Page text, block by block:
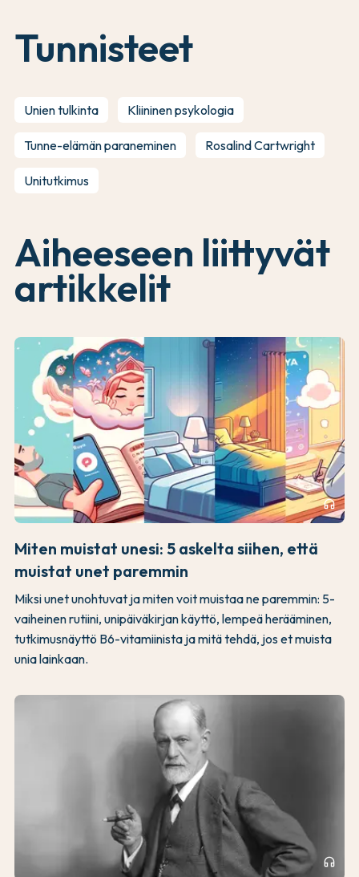
Tunnisteet
Unien tulkinta Kliininen psykologia
Tunne-elämän paraneminen Rosalind Cartwright
Unitutkimus
Aiheeseen liittyvät
artikkelit
headphones
Miten muistat unesi: 5 askelta siihen, että
muistat unet paremmin
Miksi unet unohtuvat ja miten voit muistaa ne paremmin: 5-
vaiheinen rutiini, unipäiväkirjan käyttö, lempeä herääminen,
tutkimusnäyttö B6-vitamiinista ja mitä tehdä, jos et muista
unia lainkaan.
headphones